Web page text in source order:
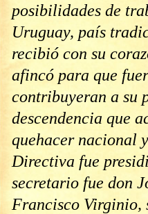
posibilidades de
Uruguay, país
recibió con su
afincó para que
contribuyeran a su
descendencia que
quehacer nacional
Directiva fue
secretario fue don
Francisco Virginio,